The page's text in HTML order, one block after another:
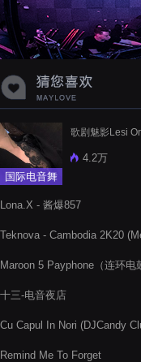
国际电音舞
歌剧魅影Lesi
4.2万
Lona.X - 酱爆857
Teknova - Cambodia 2K20
Maroon 5 Payphone（连环电
十三-电音夜店
Cu Capul In Nori (DJCandy
Remind Me To Forget